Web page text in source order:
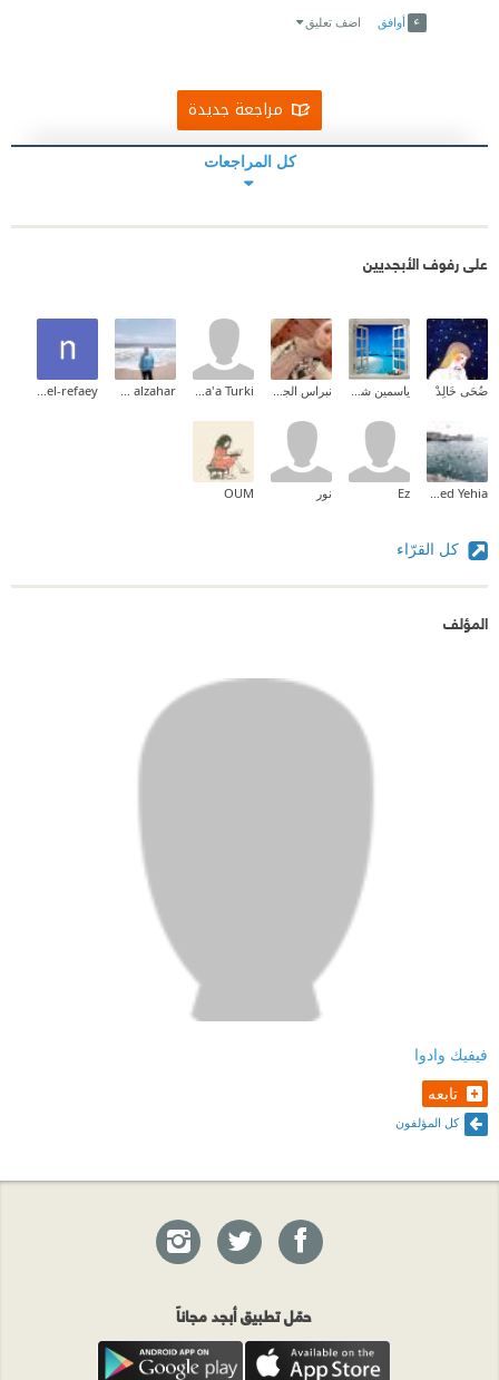
أوافق اضف تعليق
مراجعة جديدة
كل المراجعات
على رفوف الأبجديين
ضُحَى خَالِدْ
Ez نور OUM
كل القرّاء
المؤلف
فيفيك وادوا
تابعه
كل المؤلفون
حمّل تطبيق أبجد مجاناً